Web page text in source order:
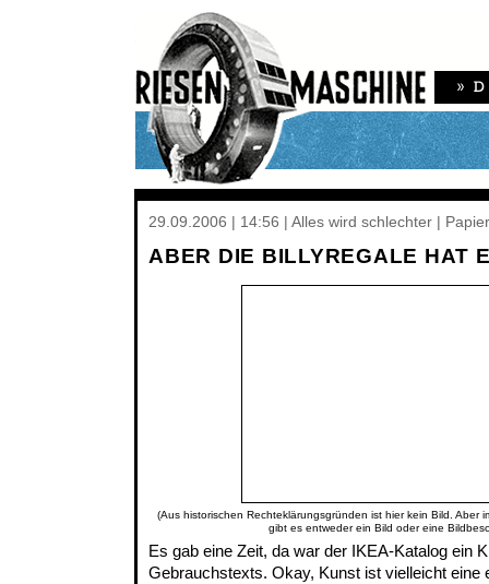
29.09.2006 | 14:56 | Alles wird schlechter |
ABER DIE BILLYREGALE HAT
(Aus historischen Rechteklärungsgründen ist hier kein Bild. Aber
gibt es entweder ein Bild oder eine
Es gab eine Zeit, da war der IKEA-Katalog ein
Gebrauchstexts. Okay, Kunst ist vielleicht eine